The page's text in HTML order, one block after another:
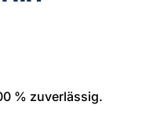
% zuverlässig.